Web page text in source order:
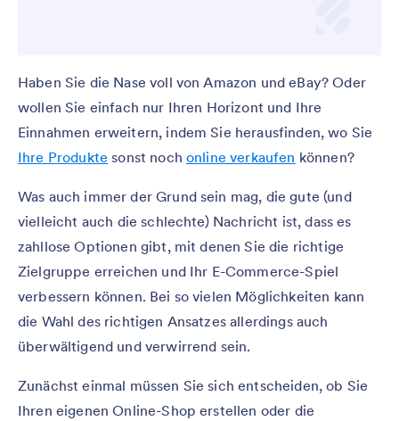
Haben Sie die Nase voll von Amazon und eBay? Oder
wollen Sie einfach nur Ihren Horizont und Ihre
Einnahmen erweitern, indem Sie herausfinden, wo Sie
Ihre Produkte sonst nochonline verkaufen können?
Was auch immer der Grund sein mag, die gute (und
vielleicht auch die schlechte) Nachricht ist, dass es
zahllose Optionen gibt, mit denen Sie die richtige
Zielgruppe erreichen und Ihr E-Commerce-Spiel
verbessern können. Bei so vielen Möglichkeiten kann
die Wahl des richtigen Ansatzes allerdings auch
überwältigend und verwirrend sein.
Zunächst einmal müssen Sie sich entscheiden, ob Sie
Ihren eigenen Online-Shop erstellen oder die